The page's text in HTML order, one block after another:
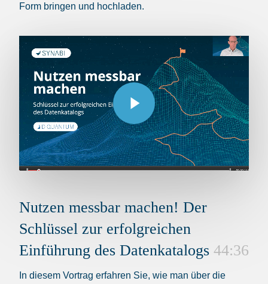
Form bringen und hochladen.
Play Video
Play Video
Nutzen messbar machen! Der
Schlüssel zur erfolgreichen
Einführung des Datenkatalogs 44:36
In diesem Vortrag erfahren Sie, wie man über die